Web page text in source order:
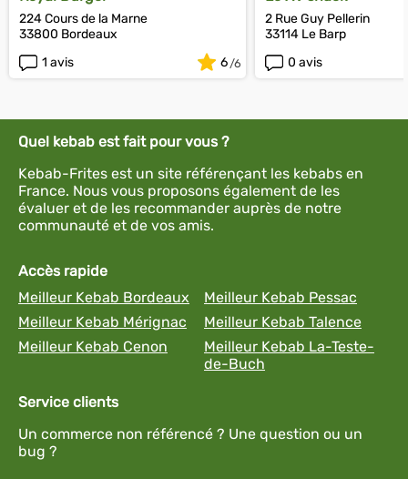
224 Cours de la Marne
33800 Bordeaux
1 avis
6
2 Rue Guy Pellerin
33114 Le Barp
0 avis
Quel kebab est fait pour vous ?
Kebab-Frites est un site référençant les kebabs en
France. Nous vous proposons également de les
évaluer et de les recommander auprès de notre
communauté et de vos amis.
Accès rapide
Meilleur Kebab Bordeaux
Meilleur Kebab Pessac
Meilleur Kebab Mérignac
Meilleur Kebab Talence
Meilleur Kebab Cenon
Meilleur Kebab La-Teste-
de-Buch
Service clients
Un commerce non référencé ? Une question ou un
bug ?